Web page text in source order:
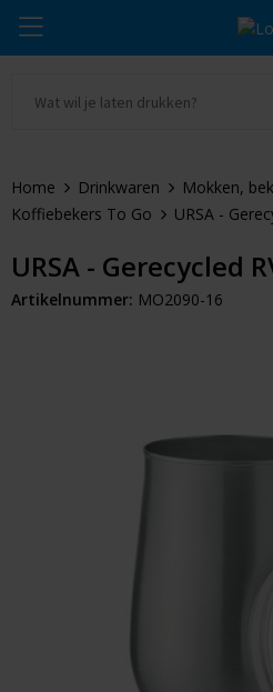
Drinkwaren
Tassen & Reizen
Alle promosnoepje
Zomer
Kerst
Thule
Alle merken
Home Drinkwaren
Mokken,
Koffiebekers To Go
URSA -
URSA - Gerecycled
Artikelnummer: MO2090-16